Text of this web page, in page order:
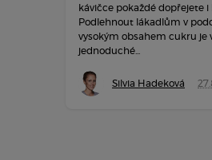
kávičce pokaždé dopřejete i
Podlehnout lákadlům v
vysokým obsahem cukru je
jednoduché...
Silvia Hadeková